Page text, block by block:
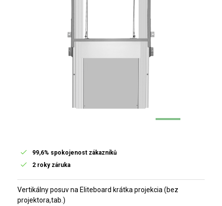
99,6% spokojenost zákazníků
2 roky záruka
Vertikálny posuv na Eliteboard krátka projekcia (bez
projektora,tab.)